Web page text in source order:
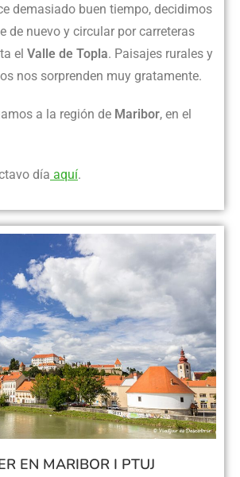
demasiado buen tiempo, decidimos
de nuevo y circular por carreteras
el Valle de Topla. Paisajes rurales y
nos sorprenden muy gratamente.
a la región de Maribor, en el
día aquí.
EN MARIBOR I PTUJ